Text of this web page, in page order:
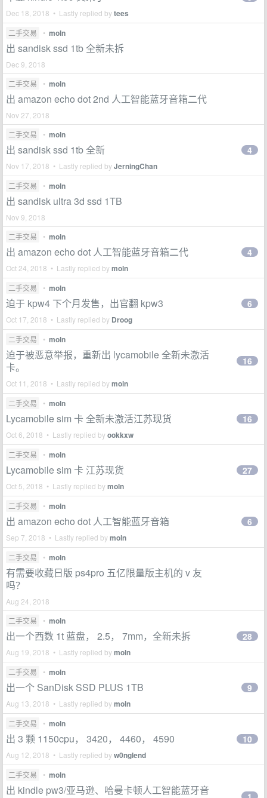
Dec 18, 2018 • Lastly replied bytees
二手交易 • moln
出 sandisk ssd 1tb 全新未拆
Dec 9, 2018
二手交易
• moln
出 amazon echo dot 2nd 人工智能蓝牙音箱二代
Nov 27, 2018
二手交易
• moln
出 sandisk ssd 1tb 全新
Nov 17, 2018 • Lastly replied byJerningChan
4
二手交易 • moln
出 sandisk ultra 3d ssd 1TB
Nov 9, 2018
二手交易
• moln
出 amazon echo dot 人工智能蓝牙音箱二代
Oct 24, 2018 • Lastly replied bymoln
4
二手交易 • moln
迫于 kpw4 下个月发售，出官翻 kpw3
Oct 17, 2018 • Lastly replied by Droog
6
二手交易 • moln
迫于被恶意举报，重新出 lycamobile 全新未激活
卡。
Oct 11, 2018 • Lastly replied bymoln
16
二手交易 • moln
Lycamobile sim 卡 全新未激活江苏现货
Oct 6, 2018 • Lastly replied byookkxw
16
二手交易 • moln
Lycamobile sim 卡 江苏现货
Oct 5, 2018 • Lastly replied bymoln
27
二手交易 • moln
出 amazon echo dot 人工智能蓝牙音箱
Sep 7, 2018 • Lastly replied bymoln
6
二手交易 • moln
有需要收藏日版 ps4pro 五亿限量版主机的 v 友
吗？
Aug 24, 2018
二手交易
• moln
出一个西数 1t 蓝盘， 2.5， 7mm，全新未拆
Aug 19, 2018 • Lastly replied bymoln
28
二手交易 • moln
出一个 SanDisk SSD PLUS 1TB
Aug 13, 2018 • Lastly replied bymoln
9
二手交易 • moln
出 3 颗 1150cpu， 3420， 4460， 4590
Aug 12, 2018 • Lastly replied byw0nglend
10
二手交易 • moln
出 kindle pw3/亚马逊、哈曼卡顿人工智能蓝牙音